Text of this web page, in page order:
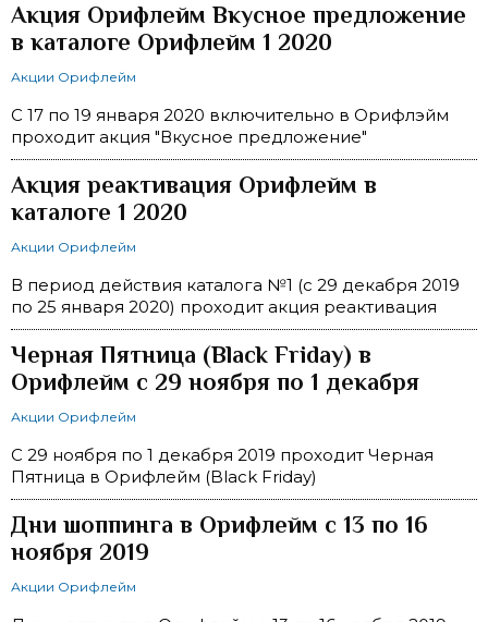
Акция Орифлейм Вкусное предложение
в каталоге Орифлейм 1 2020
Акции Орифлейм
С 17 по 19 января 2020 включительно в Орифлэйм
проходит акция "Вкусное предложение"
Акция реактивация Орифлейм в
каталоге 1 2020
Акции Орифлейм
В период действия каталога №1 (с 29 декабря 2019
по 25 января 2020) проходит акция реактивация
Черная Пятница (Black Friday) в
Орифлейм с 29 ноября по 1 декабря
Акции Орифлейм
C 29 ноября по 1 декабря 2019 проходит Черная
Пятница в Орифлейм (Black Friday)
Дни шоппинга в Орифлейм с 13 по 16
ноября 2019
Акции Орифлейм